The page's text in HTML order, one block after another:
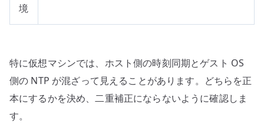
境
特に仮想マシンでは、ホスト側の時刻同期とゲスト OS
側の NTP が混ざって見えることがあります。どちらを正
本にするかを決め、二重補正にならないように確認しま
す。